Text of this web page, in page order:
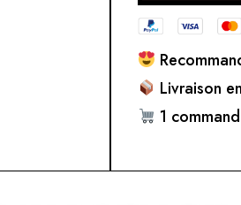
Livraison
1